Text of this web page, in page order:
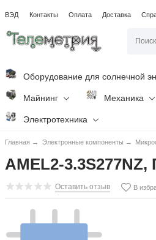
ВЭД Контакты Оплата Доставка
Оборудование для солнечной
Майнинг Механика
Электротехника
Главная → Электронные компоненты →
AMEL2-
Оставить отзыв В